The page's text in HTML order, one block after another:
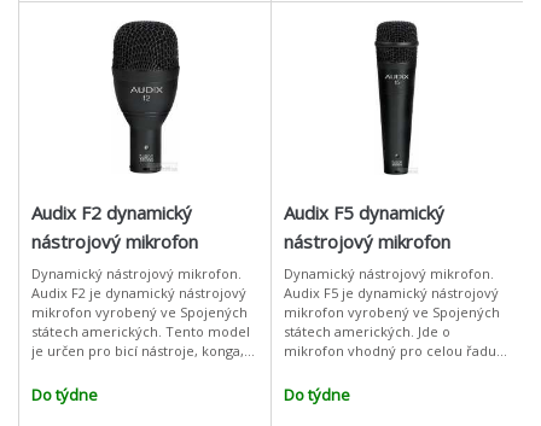
Audix F2 dynamický
nástrojový mikrofon
Dynamický nástrojový mikrofon.
Audix F2 je dynamický nástrojový
mikrofon vyrobený ve Spojených
státech amerických. Tento model
je určen pro bicí nástroje, konga,
saxofon a žesťové nástroje. Vyu
Do týdne
Audix F5 dynamický
nástrojový mikrofon
Dynamický nástrojový mikrofon.
Audix F5 je dynamický nástrojový
mikrofon vyrobený ve Spojených
státech amerických. Jde o
mikrofon vhodný pro celou řadu
tak i při live ozvučování. Díky m
Do týdne